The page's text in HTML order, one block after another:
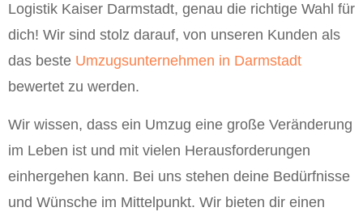
Logistik Kaiser Darmstadt, genau die richtige Wahl für
dich! Wir sind stolz darauf, von unseren Kunden als
das beste Umzugsunternehmen in Darmstadt
bewertet zu werden.
Wir wissen, dass ein Umzug eine große Veränderung
im Leben ist und mit vielen Herausforderungen
einhergehen kann. Bei uns stehen deine Bedürfnisse
und Wünsche im Mittelpunkt. Wir bieten dir einen